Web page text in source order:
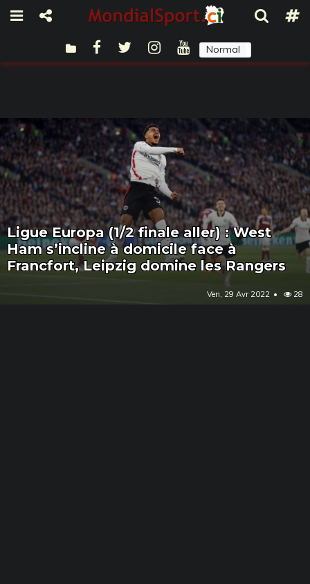
Normal
Ligue Europa (1/2 finale aller) : West
Ham s’incline à domicile face à
Francfort, Leipzig domine les Rangers
Ven, 29 Avr 2022 28